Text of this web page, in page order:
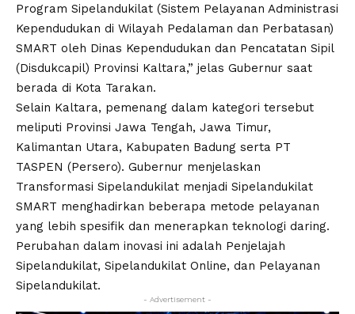
Program Sipelandukilat (Sistem Pelayanan Administrasi
Kependudukan di Wilayah Pedalaman dan Perbatasan)
SMART oleh Dinas Kependudukan dan Pencatatan Sipil
(Disdukcapil) Provinsi Kaltara,” jelas Gubernur saat
berada di Kota Tarakan.
Selain Kaltara, pemenang dalam kategori tersebut
meliputi Provinsi Jawa Tengah, Jawa Timur,
Kalimantan Utara, Kabupaten Badung serta PT
TASPEN (Persero). Gubernur menjelaskan
Transformasi Sipelandukilat menjadi Sipelandukilat
SMART menghadirkan beberapa metode pelayanan
yang lebih spesifik dan menerapkan teknologi daring.
Perubahan dalam inovasi ini adalah Penjelajah
Sipelandukilat, Sipelandukilat Online, dan Pelayanan
Sipelandukilat.
- Advertisement -